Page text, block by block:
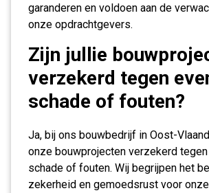
garanderen en voldoen aan de
onze opdrachtgevers.
Zijn jullie
verzekerd tegen
schade of fouten?
Ja, bij ons bouwbedrijf in Oost-
onze bouwprojecten verzekerd
schade of fouten. Wij begrijpen het
zekerheid en gemoedsrust voor